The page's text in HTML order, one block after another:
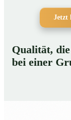
Jetzt
Qualität,
bei einer